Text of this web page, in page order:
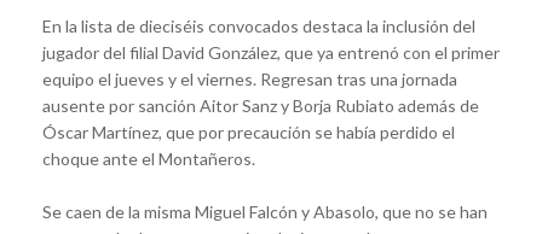
En la lista de dieciséis convocados destaca la inclusión del
jugador del filial David González, que ya entrenó con el primer
equipo el jueves y el viernes. Regresan tras una jornada
ausente por sanción Aitor Sanz y Borja Rubiato además de
Óscar Martínez, que por precaución se había perdido el
choque ante el Montañeros.
Se caen de la misma Miguel Falcón y Abasolo, que no se han